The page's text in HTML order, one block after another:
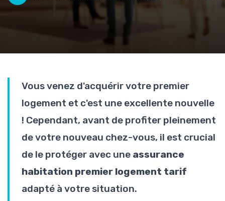
Vous venez d'acquérir votre premier
logement et c'est une excellente nouvelle
! Cependant, avant de profiter pleinement
de votre nouveau chez-vous, il est crucial
de le protéger avec une assurance
habitation premier logement tarif
adapté à votre situation.